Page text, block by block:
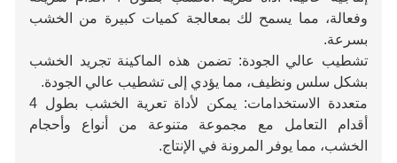
وفعالة، مما يسمح لك بمعالجة كميات كبيرة من الخشب
بسرعة.
تشطيب عالي الجودة: تضمن هذه الماكينة تجريد الخشب
بشكل سلس ونظيف، مما يؤدي إلى تشطيب عالي الجودة.
متعددة الاستخدامات: يمكن لأداة تعرية الخشب بطول 4
أقدام التعامل مع مجموعة متنوعة من أنواع وأحجام
الخشب، مما يوفر المرونة في الإنتاج.